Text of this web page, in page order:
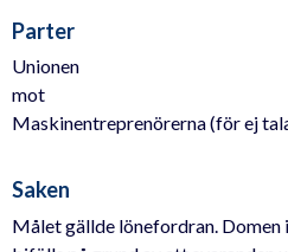
Parter
Unionen
mot
Maskinentreprenörerna (för ej
Saken
Målet gällde lönefordran. Domen